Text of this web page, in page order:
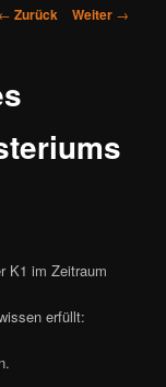
Beitrags-
← Zurück Weiter →
K1 im Zeitraum
erfüllt: